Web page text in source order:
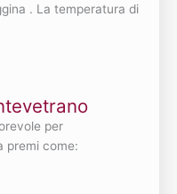
. La temperatura di
per
premi come: